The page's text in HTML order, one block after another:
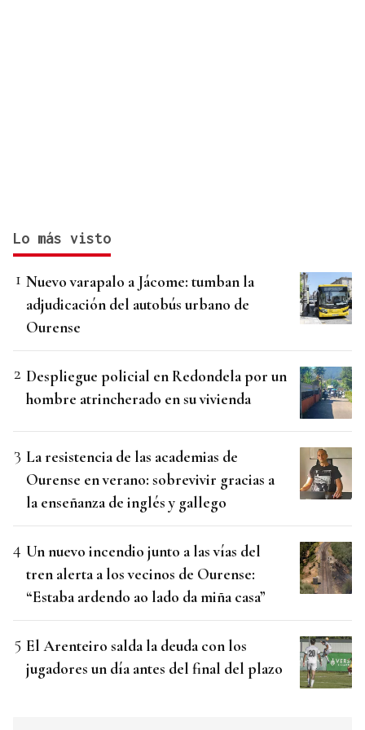
Lo más visto
Nuevo varapalo a Jácome: tumban la
adjudicación del autobús urbano de
Ourense
Despliegue policial en Redondela por un
hombre atrincherado en su vivienda
La resistencia de las academias de
Ourense en verano: sobrevivir gracias a
la enseñanza de inglés y gallego
Un nuevo incendio junto a las vías del
tren alerta a los vecinos de Ourense:
“Estaba ardendo ao lado da miña casa”
El Arenteiro salda la deuda con los
jugadores un día antes del final del plazo